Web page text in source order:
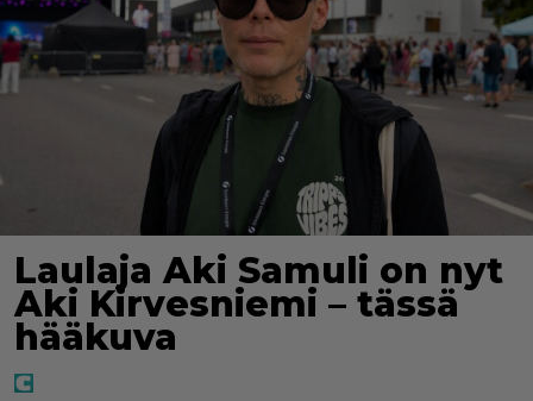
Laulaja Aki Samuli on nyt
Aki Kirvesniemi – tässä
hääkuva